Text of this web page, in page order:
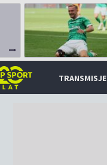
TRANSMISJE